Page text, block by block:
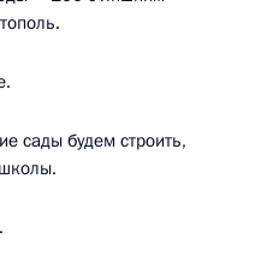
сады будем строить,